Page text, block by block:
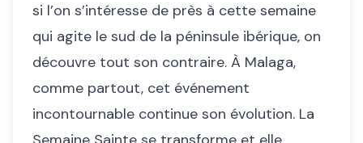
si l’on s’intéresse de près à cette semaine
qui agite le sud de la péninsule ibérique, on
découvre tout son contraire. À Malaga,
comme partout, cet événement
incontournable continue son évolution. La